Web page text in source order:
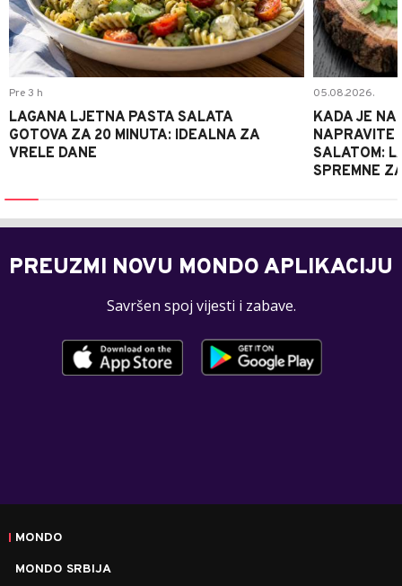
Pre 3 h
LAGANA LJETNA PASTA SALATA
GOTOVA ZA 20 MINUTA: IDEALNA ZA
VRELE DANE
05.08.2026.
KADA JE
NAPRAVITE
SALATOM:
SPREMNE
PREUZMI NOVU MONDO APLIKACIJU
Savršen spoj vijesti i zabave.
MONDO
MONDO SRBIJA